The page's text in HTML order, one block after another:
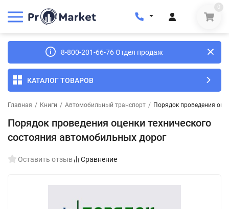
0
8-800-201-66-76 Отдел продаж
КАТАЛОГ ТОВАРОВ
Главная / Книги / Автомобильный транспорт / Порядок проведения
Порядок проведения оценки технического
состояния автомобильных дорог
Оставить отзыв Сравнение